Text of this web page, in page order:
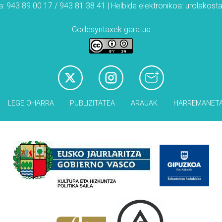
943 89 00 17 / 943 81 38 41 | Helbide elektronikoa:
Codesyntaxek garatua
LEGE OHARRA PUBLIZITATEA ARAUAK